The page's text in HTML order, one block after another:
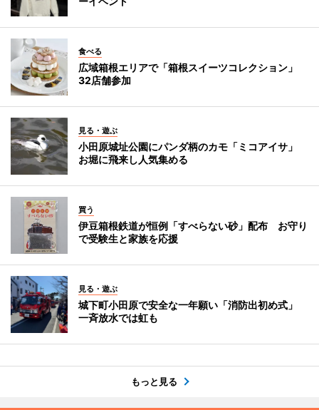
食べる
広域箱根エリアで「箱根スイーツコレクション」
32店舗参加
見る・遊ぶ
小田原城址公園にパンダ柄のカモ「ミコアイサ」
お堀に飛来し人気集める
買う
伊豆箱根鉄道が恒例「すべらない砂」配布 お守り
で受験生と家族を応援
見る・遊ぶ
城下町小田原で安全な一年願い「消防出初め式」
一斉放水では虹も
もっと見る